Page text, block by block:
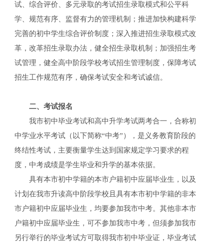
试、综合评价、多元录取的考试招生录取模式和公平科
学、规范有序、监督有力的管理机制；推进加快构建科学
完善的初中学生综合评价制度；深入推进招生录取模式改
革，改革招生录取办法，健全招生录取机制；加强招生考
试管理，健全高中阶段学校考试招生管理制度，保障考试
招生工作规范有序，确保考试安全和考试诚信。
二、考试报名
我市初中毕业考试和高中升学考试两考合一，合称初
中学业水平考试（以下简称“中考”），是义务教育阶段的
终结性考试，主要衡量学生达到国家规定学习要求的程
度，中考成绩是学生毕业和升学的基本依据。
具有本市初中学籍的本市户籍初中应届毕业生，以及
计划在我市升读高中阶段学校且具有本市初中学籍的非本
市户籍初中应届毕业生，均要参加我市中考。其他非本市
户籍初中应届毕业生，可不参加我市中考，但须参加我市
另行举行的毕业考试方可取得我市初中毕业证，毕业考试